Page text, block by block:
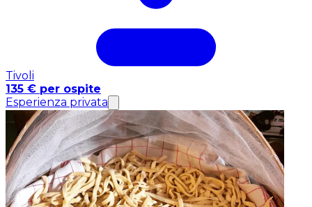
Tivoli
135 € per ospite
Esperienza privata